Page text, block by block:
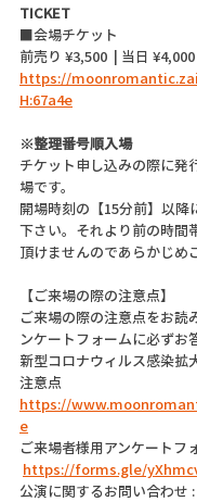
TICKET
■会場チケット
前売り ¥3,500  | 当日
https://
H:67a4e
※整理番号順入場
チケット申し込みの際に発
場です。
開場時刻の【15分前】以降
下さい。それより前の時間
頂けませんのであらかじめ
【ご来場の際の注意点】
ご来場の際の注意点をお読
ンケートフォームに必ずお
新型コロナウィルス感染拡
注意点
https://
e
ご来場者様用アンケートフ
https://forms.gle/
公演に関するお問い合わせ